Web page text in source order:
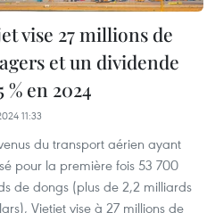
vise 27 millions de
et un dividende
% en 2024
11:33
du transport aérien ayant
pour la première fois 53 700
de dongs (plus de 2,2 milliards
Vietjet vise à 27 millions de